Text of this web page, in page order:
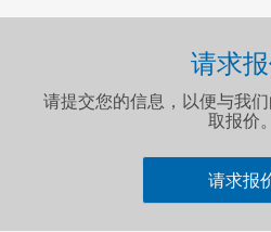
请求
请提交您的信息，以便与我
取报价。
请求报